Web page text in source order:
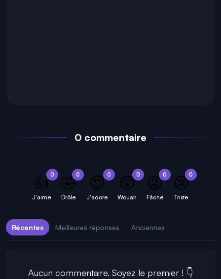
0 commentaire
0
👍
J'aime
0
🤣
Drôle
0
😍
J'adore
0
😲
Wouah
0
😡
Fâché
0
😢
Triste
Récentes Meilleures réponses Anciennes
Aucun commentaire. Soyez le premier ! 👇